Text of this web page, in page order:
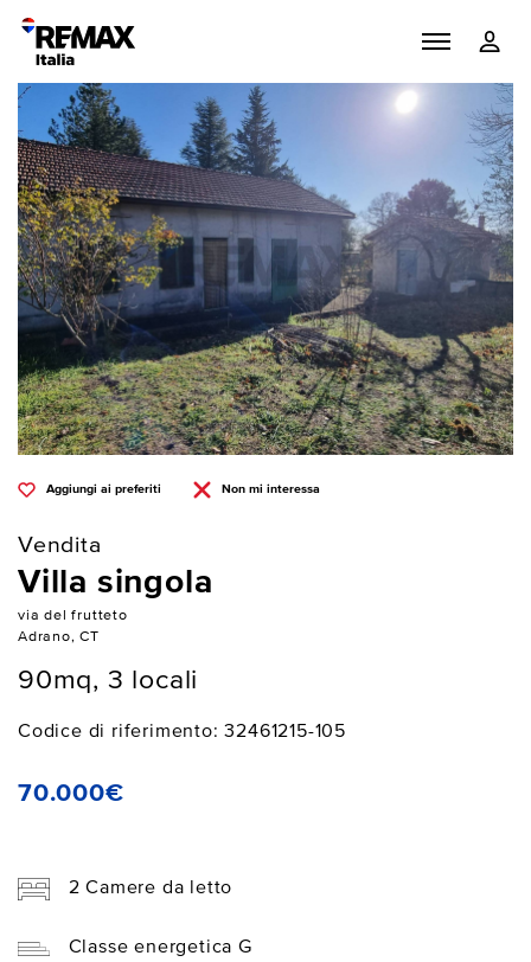
Aggiungi ai preferiti Non mi interessa
Vendita
Villa singola
via del frutteto
Adrano, CT
90mq, 3 locali
Codice di riferimento: 32461215-105
70.000€
2 Camere da letto
Classe energetica G